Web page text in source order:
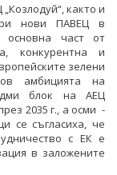
както и
нови ПАВЕЦ в
основна част от
конкурентна и
зелени
амбицията на
блок на АЕЦ
2035 г., а осми -
се съгласиха, че
с ЕК е
в заложените